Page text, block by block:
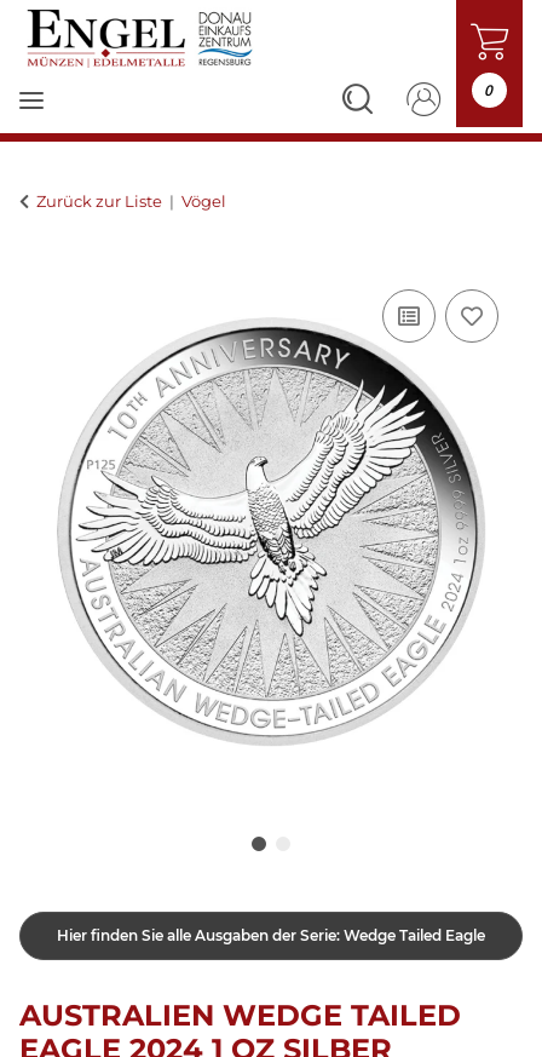
0
Zurück zur Liste Vögel
Hier finden Sie alle Ausgaben der Serie: Wedge Tailed Eagle
AUSTRALIEN WEDGE TAILED
EAGLE 2024 1 OZ SILBER